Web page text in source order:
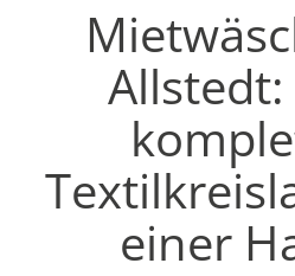
einer